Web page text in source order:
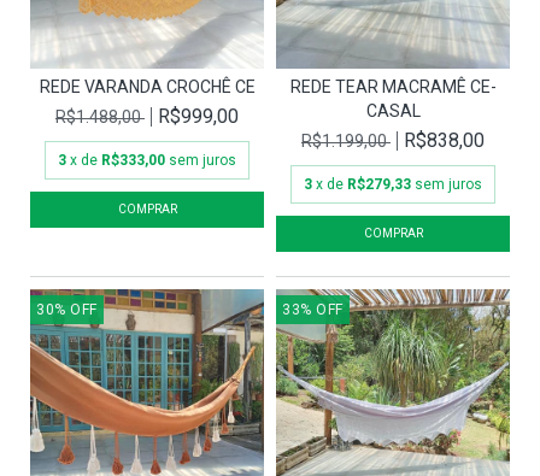
REDE VARANDA CROCHÊ CE
R$1.488,00
R$999,00
3 x de R$333,00 sem juros
REDE TEAR MACRAMÊ CE-
CASAL
R$1.199,00
R$838,00
3 x de R$279,33 sem juros
30% OFF 33% OFF